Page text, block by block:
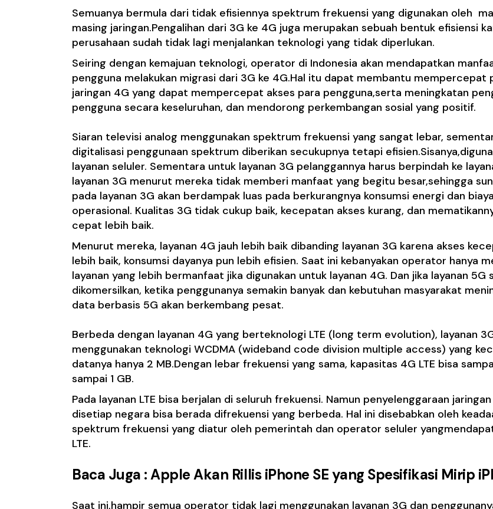
Semuanya bermula dari tidak efisiennya spektrum frekuensi yang digunakan oleh
masing jaringan.Pengalihan dari 3G ke 4G juga merupakan sebuah bentuk efisiensi
perusahaan sudah tidak lagi menjalankan teknologi yang tidak diperlukan.
Seiring dengan kemajuan teknologi, operator di Indonesia akan mendapatkan
pengguna melakukan migrasi dari 3G ke 4G.Hal itu dapat membantu mempercepat
jaringan 4G yang dapat mempercepat akses para pengguna,serta meningkatan
pengguna secara keseluruhan, dan mendorong perkembangan sosial yang positif.
Siaran televisi analog menggunakan spektrum frekuensi yang sangat lebar,
digitalisasi penggunaan spektrum diberikan secukupnya tetapi
layanan seluler. Sementara untuk layanan 3G pelanggannya harus berpindah ke
layanan 3G menurut mereka tidak memberi manfaat yang begitu besar,sehingga
pada layanan 3G akan berdampak luas pada berkurangnya konsumsi energi dan biaya
operasional. Kualitas 3G tidak cukup baik, kecepatan akses kurang, dan
cepat lebih baik.
Menurut mereka, layanan 4G jauh lebih baik dibanding layanan 3G karena akses
lebih baik, konsumsi dayanya pun lebih efisien. Saat ini kebanyakan operator hanya
layanan yang lebih bermanfaat jika digunakan untuk layanan 4G. Dan jika layanan 5G
dikomersilkan, ketika penggunanya semakin banyak dan kebutuhan masyarakat
data berbasis 5G akan berkembang pesat.
Berbeda dengan layanan 4G yang berteknologi LTE (long term evolution), layanan
menggunakan teknologi WCDMA (wideband code division multiple access) yang
datanya hanya 2 MB.Dengan lebar frekuensi yang sama, kapasitas 4G LTE bisa
sampai 1 GB.
Pada layanan LTE bisa berjalan di seluruh frekuensi. Namun penyelenggaraan jaringan
disetiap negara bisa berada difrekuensi yang berbeda. Hal ini disebabkan oleh
spektrum frekuensi yang diatur oleh pemerintah dan operator seluler
LTE.
Baca Juga :Apple Akan Rillis iPhone SE yang Spesifikasi Mirip
Saat ini,hampir semua operator tidak lagi menggunakan layanan 3G dan